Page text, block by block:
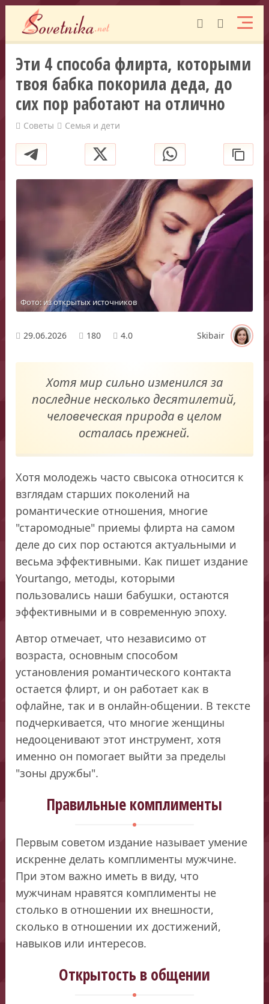
Эти 4 способа флирта, которыми
твоя бабка покорила деда, до
сих пор работают на отлично
Советы Семья и дети
Фото: из открытых источников
29.06.2026 180 4.0 Skibair
Хотя мир сильно изменился за
последние несколько десятилетий,
человеческая природа в целом
осталась прежней.
Хотя молодежь часто свысока относится к
взглядам старших поколений на
романтические отношения, многие
"старомодные" приемы флирта на самом
деле до сих пор остаются актуальными и
весьма эффективными. Как пишет издание
Yourtango, методы, которыми
пользовались наши бабушки, остаются
эффективными и в современную эпоху.
Автор отмечает, что независимо от
возраста, основным способом
установления романтического контакта
остается флирт, и он работает как в
офлайне, так и в онлайн-общении. В тексте
подчеркивается, что многие женщины
недооценивают этот инструмент, хотя
именно он помогает выйти за пределы
"зоны дружбы".
Правильные комплименты
Первым советом издание называет умение
искренне делать комплименты мужчине.
При этом важно иметь в виду, что
мужчинам нравятся комплименты не
столько в отношении их внешности,
сколько в отношении их достижений,
навыков или интересов.
Открытость в общении